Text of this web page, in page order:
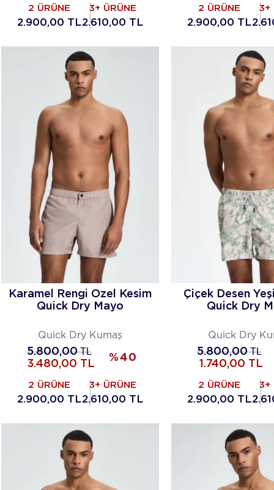
2 ÜRÜNE
2.900,00 TL
3+ ÜRÜNE
2.610,00 TL
2 ÜRÜNE
2.900,00 TL
3+
Karamel Rengi Özel Kesim
Quick Dry Mayo
Quick Dry Kumaş
5.800,00TL
3.480,00 TL
%40
2 ÜRÜNE
2.900,00 TL
3+ ÜRÜNE
2.610,00 TL
Çiçek Desen
Quick Dry
Quick Dry
5.800,00TL
1.740,00 TL
2 ÜRÜNE
2.900,00 TL
3+